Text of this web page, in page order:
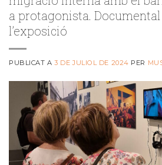
a protagonista.
l’exposició
PUBLICAT A3 DE JULIOL DE 2024 PER